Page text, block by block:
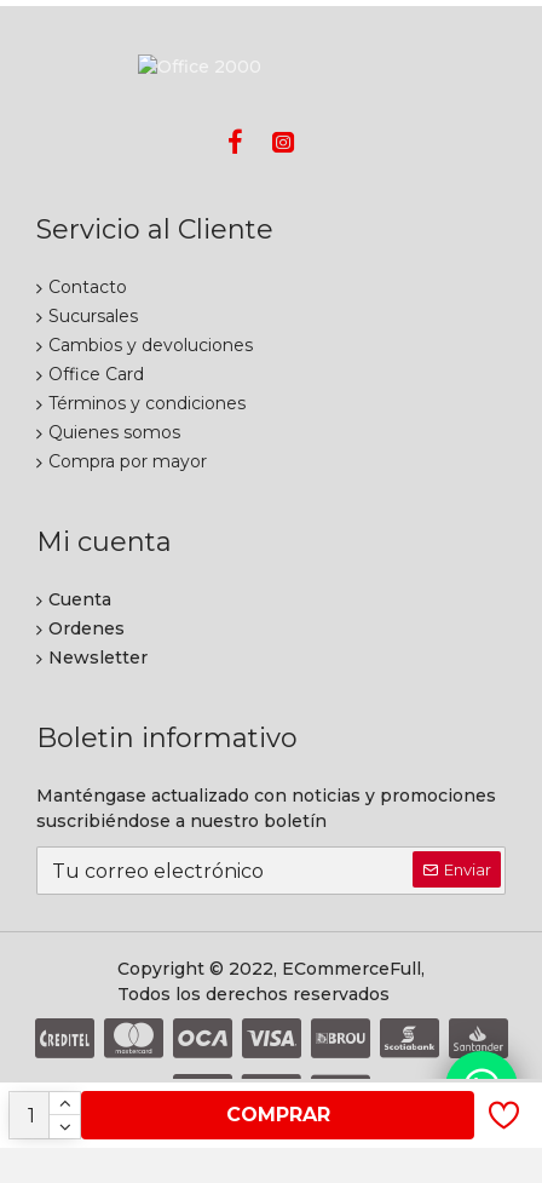
COMPRAR
Servicio al Cliente
Contacto
Sucursales
Cambios y devoluciones
Office Card
Términos y condiciones
Quienes somos
Compra por mayor
Mi cuenta
Cuenta
Ordenes
Newsletter
Boletin informativo
Manténgase actualizado con noticias y promociones
suscribiéndose a nuestro boletín
Enviar
Copyright © 2022, ECommerceFull,
Todos los derechos reservados